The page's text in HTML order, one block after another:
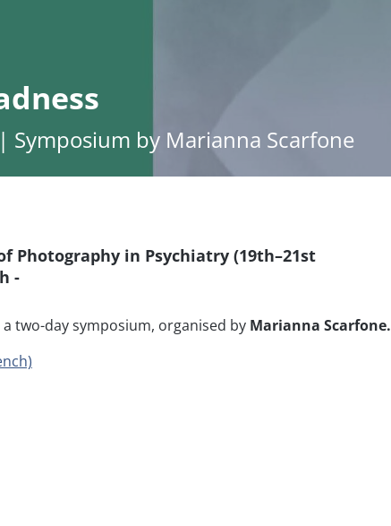
Symposium by Marianna Scarfone
Photography in Psychiatry (19th–21st
-
two-day symposium, organised by Marianna Scarfone.